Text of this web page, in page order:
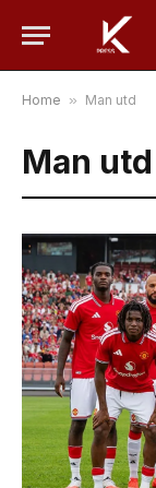
Home » Man utd
Man utd